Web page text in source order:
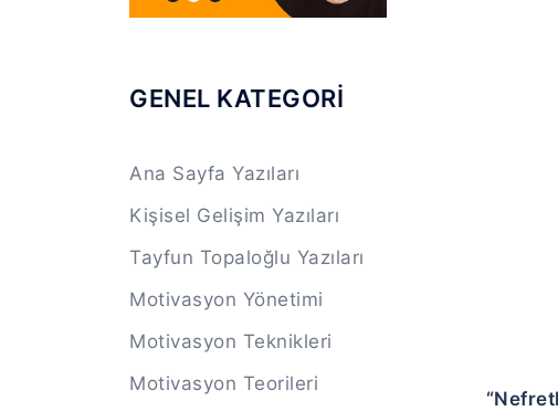
GENEL KATEGORİ
Ana Sayfa Yazıları
Kişisel Gelişim Yazıları
Tayfun Topaloğlu Yazıları
Motivasyon Yönetimi
Motivasyon Teknikleri
Motivasyon Teorileri